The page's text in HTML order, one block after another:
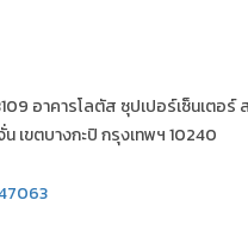
อาคารโลตัส ซุปเปอร์เซ็นเตอร์
เขตบางกะปิ กรุงเทพฯ 10240